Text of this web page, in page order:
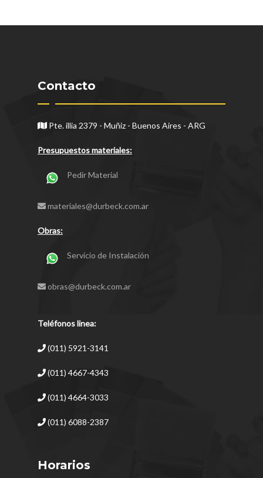
Contacto
Pte. illia 2379 - Muñiz - Buenos Aires - ARG
Presupuestos materiales:
Pedir Material
materiales@durbeck.com.ar
Obras:
Servicio de Instalación
obras@durbeck.com.ar
Teléfonos linea:
(011) 5921-3141
(011) 4667-4343
(011) 4664-3033
(011) 6088-2387
Horarios